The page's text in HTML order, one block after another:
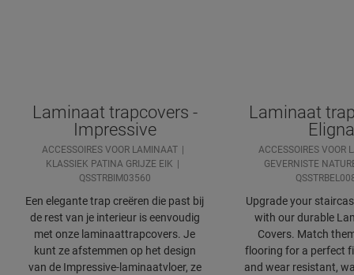
Laminaat trapcovers -
Impressive
ACCESSOIRES VOOR LAMINAAT
KLASSIEK PATINA GRIJZE EIK
QSSTRBIM03560
Een elegante trap creëren die past bij
de rest van je interieur is eenvoudig
met onze laminaattrapcovers. Je
kunt ze afstemmen op het design
van de Impressive-laminaatvloer, ze
Laminaat
Eligna
ACCESSOIRES VOOR
GEVERNISTE
Upgrade your
with our durable
Covers. Match
flooring for a perfect
and wear resistant,